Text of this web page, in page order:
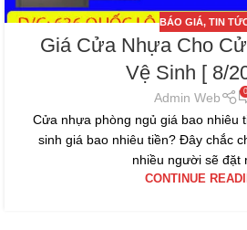
BÁO GIÁ, TIN
Giá Cửa Nhựa Cho
Vệ Sinh [ 8/
Admin Web 0
Cửa nhựa phòng ngủ giá bao nhiêu
sinh giá bao nhiêu tiền? Đây chắc
nhiều người sẽ đặt
CONTINUE